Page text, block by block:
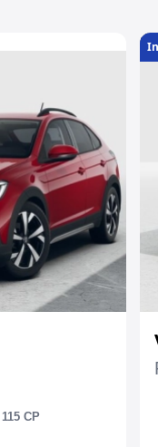
115 CP